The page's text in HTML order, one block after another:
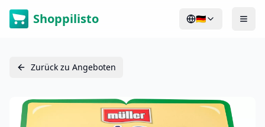
Shoppilisto 🇩🇪
Zurück zu Angeboten